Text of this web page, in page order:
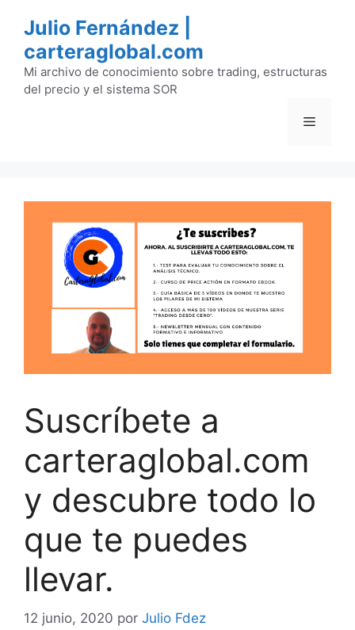
contenido
Julio Fernández |
carteraglobal.com
Mi archivo de conocimiento sobre trading, estructuras
del precio y el sistema SOR
Menú
Suscríbete a
carteraglobal.com
y descubre todo lo
que te puedes
llevar.
12 junio, 2020 por Julio Fdez